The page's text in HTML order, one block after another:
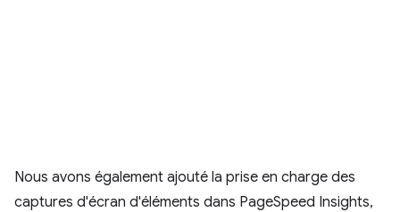
Nous avons également ajouté la prise en charge des
captures d'écran d'éléments dans PageSpeed Insights,